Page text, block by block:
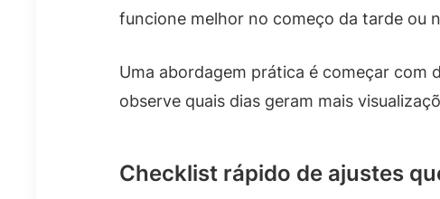
funcione melhor no começo da tarde ou
Uma abordagem prática é começar com
observe quais dias geram mais
Checklist rápido de ajustes